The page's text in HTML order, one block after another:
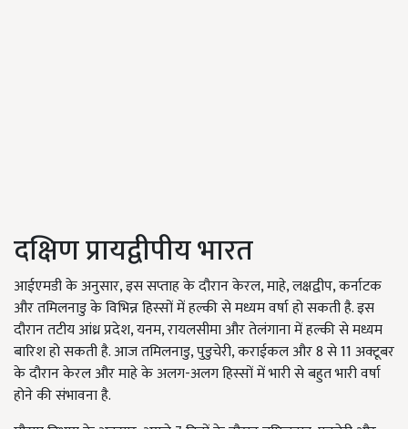
दक्षिण प्रायद्वीपीय भारत
आईएमडी के अनुसार, इस सप्ताह के दौरान केरल, माहे, लक्षद्वीप, कर्नाटक
और तमिलनाडु के विभिन्न हिस्सों में हल्की से मध्यम वर्षा हो सकती है. इस
दौरान तटीय आंध्र प्रदेश, यनम, रायलसीमा और तेलंगाना में हल्की से मध्यम
बारिश हो सकती है. आज तमिलनाडु, पुडुचेरी, कराईकल और 8 से 11 अक्टूबर
के दौरान केरल और माहे के अलग-अलग हिस्सों में भारी से बहुत भारी वर्षा
होने की संभावना है.